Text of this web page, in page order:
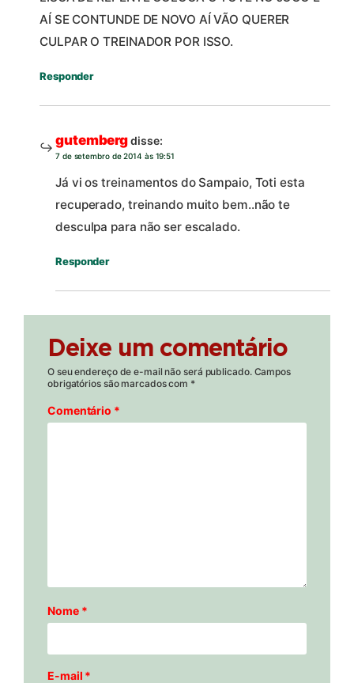
AÍ SE CONTUNDE DE NOVO AÍ VÃO QUERER
CULPAR O TREINADOR POR ISSO.
Responder
gutembergdisse:
7 de setembro de 2014 às 19:51
Já vi os treinamentos do Sampaio, Toti esta
recuperado, treinando muito bem..não te
desculpa para não ser escalado.
Responder
Deixe um comentário
O seu endereço de e-mail não será publicado. Campos
obrigatórios são marcados com *
Comentário *
Nome *
E-mail *